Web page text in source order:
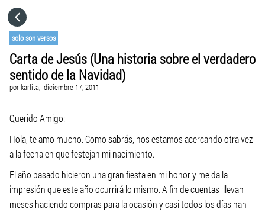
solo son versos
Carta de Jesús (Una historia sobre el verdadero
sentido de la Navidad)
porkarlita, diciembre 17, 2011
Querido Amigo:
Hola, te amo mucho. Como sabrás, nos estamos acercando otra vez
a la fecha en que festejan mi nacimiento.
El año pasado hicieron una gran fiesta en mi honor y me da la
impresión que este año ocurrirá lo mismo. A fin de cuentas ¡llevan
meses haciendo compras para la ocasión y casi todos los días han
CATEGORÍAS
VISITA EL SITIO WEB